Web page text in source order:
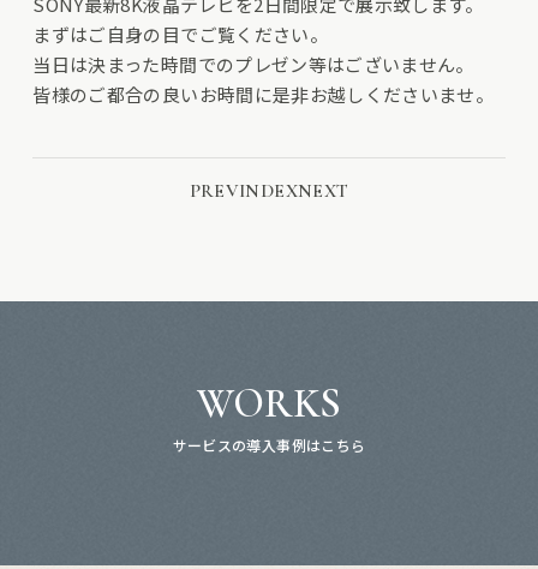
まずはご自身の目でご覧ください。
当日は決まった時間でのプレゼン等はございません。
皆様のご都合の良いお時間に是非お越しくださいませ。
PREVINDEXNEXT
WORKS
サービスの導入事例はこちら